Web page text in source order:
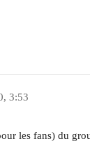
3:53
les fans) du